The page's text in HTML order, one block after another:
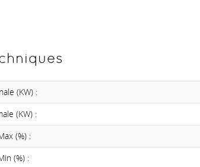
(KW) :
(KW) :
(%) :
(%) :